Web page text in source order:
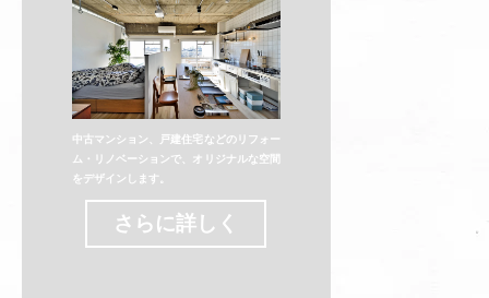
中古マンション、戸建住宅などのリフォー
ム・リノベーションで、オリジナルな空間
をデザインします。
さらに詳しく